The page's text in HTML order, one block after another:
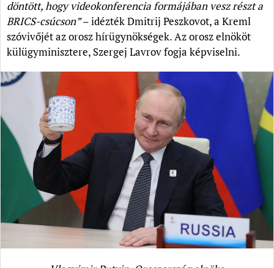
döntött, hogy videokonferencia formájában vesz részt a
BRICS-csúcson”– idézték Dmitrij Peszkovot, a Kreml
szóvivőjét az orosz hírügynökségek. Az orosz elnököt
külügyminisztere, Szergej Lavrov fogja képviselni.